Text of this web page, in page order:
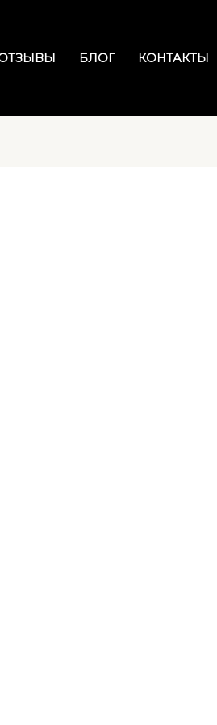
БЛОГ КОНТАКТЫ